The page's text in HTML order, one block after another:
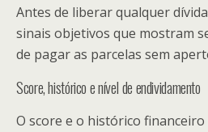
Antes de liberar qualquer
sinais objetivos que mostram
de pagar as parcelas sem
Score, histórico e nível de endividamento
O score e o histórico